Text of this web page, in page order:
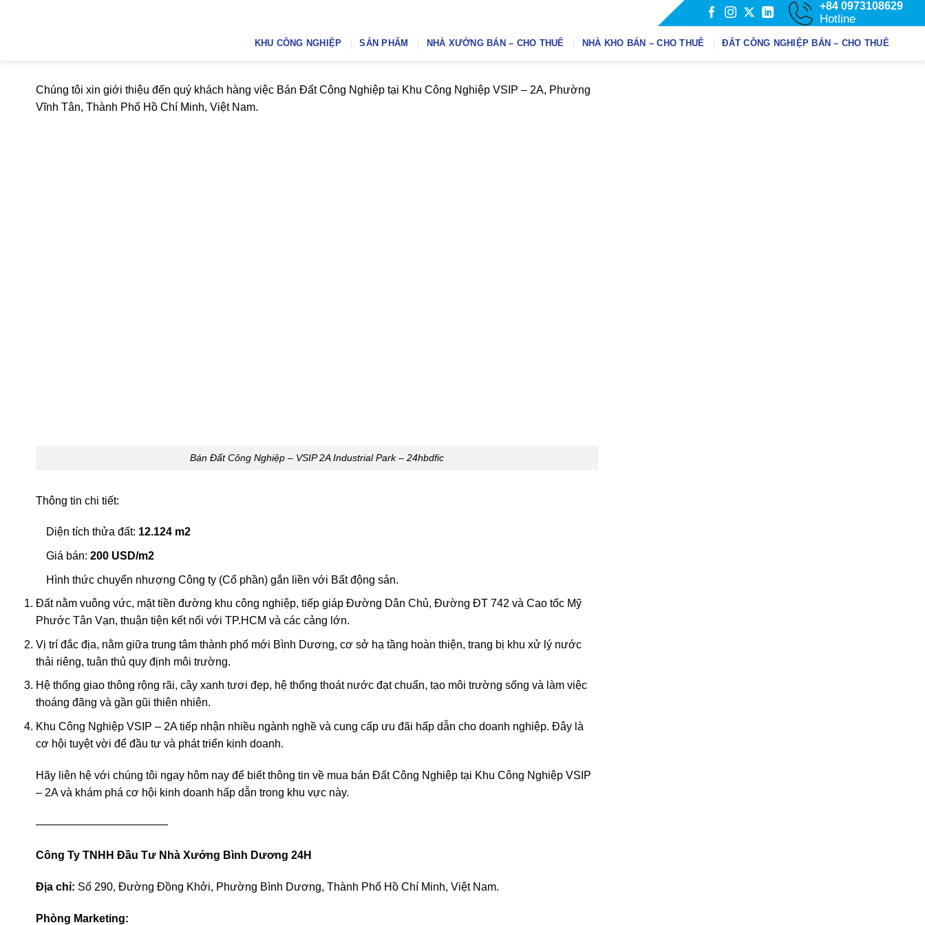
+84 0973108629
Hotline
KHU CÔNG NGHIỆP SẢN PHẨM NHÀ XƯỞNG BÁN – CHO THUÊ NHÀ KHO BÁN – CHO THUÊ ĐẤT CÔNG NGHIỆP BÁN – CHO THUÊ
Chúng tôi xin giới thiệu đến quý khách hàng việc Bán Đất Công Nghiệp tại Khu Công Nghiệp VSIP – 2A, Phường
Vĩnh Tân, Thành Phố Hồ Chí Minh, Việt Nam.
Bán Đất Công Nghiệp – VSIP 2A Industrial Park – 24hbdfic
Thông tin chi tiết:
Diện tích thửa đất: 12.124 m2
Giá bán: 200 USD/m2
Hình thức chuyển nhượng Công ty (Cổ phần) gắn liền với Bất động sản.
Đất nằm vuông vức, mặt tiền đường khu công nghiệp, tiếp giáp Đường Dân Chủ, Đường ĐT 742 và Cao tốc Mỹ
Phước Tân Vạn, thuận tiện kết nối với TP.HCM và các cảng lớn.
Vị trí đắc địa, nằm giữa trung tâm thành phố mới Bình Dương, cơ sở hạ tầng hoàn thiện, trang bị khu xử lý nước
thải riêng, tuân thủ quy định môi trường.
Hệ thống giao thông rộng rãi, cây xanh tươi đẹp, hệ thống thoát nước đạt chuẩn, tạo môi trường sống và làm việc
thoáng đãng và gần gũi thiên nhiên.
Khu Công Nghiệp VSIP – 2A tiếp nhận nhiều ngành nghề và cung cấp ưu đãi hấp dẫn cho doanh nghiệp. Đây là
cơ hội tuyệt vời để đầu tư và phát triển kinh doanh.
Hãy liên hệ với chúng tôi ngay hôm nay để biết thông tin về mua bán Đất Công Nghiệp tại Khu Công Nghiệp VSIP
– 2A và khám phá cơ hội kinh doanh hấp dẫn trong khu vực này.
————————————
Công Ty TNHH Đầu Tư Nhà Xưởng Bình Dương 24H
Địa chỉ: Số 290, Đường Đồng Khởi, Phường Bình Dương, Thành Phố Hồ Chí Minh, Việt Nam.
Phòng Marketing: